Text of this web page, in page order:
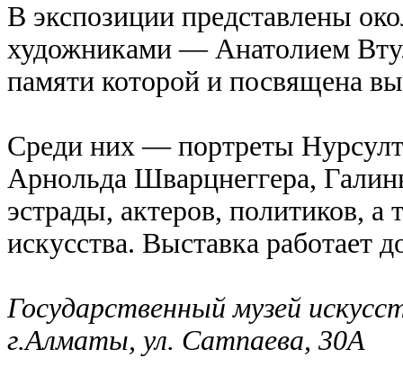
В экспозиции представлены
художниками — Анатолием
памяти которой и посвящена
Среди них — портреты
Арнольда Шварцнеггера,
эстрады, актеров, политиков,
искусства. Выставка работает
Государственный музей
г.Алматы, ул. Сатпаева, 30А